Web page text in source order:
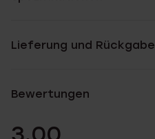
Lieferung und Rückgabe
Bewertungen